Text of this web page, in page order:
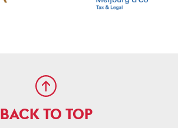
BACK TO TOP